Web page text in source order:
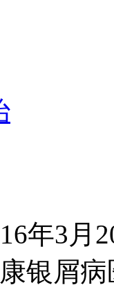
年3月
银屑